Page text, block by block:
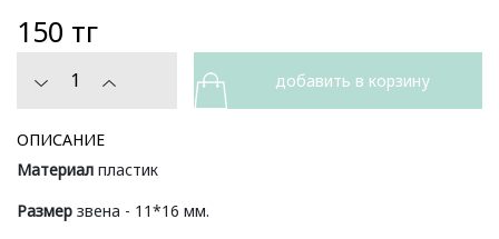
150 тг
ОПИСАНИЕ
Материал пластик
Размер звена - 11*16 мм.